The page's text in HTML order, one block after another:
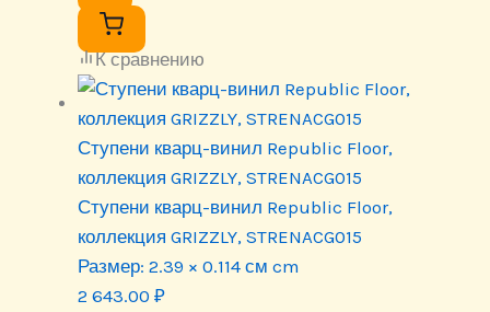
К сравнению
Ступени кварц-винил Republic Floor,
коллекция GRIZZLY, STRENACG015
Ступени кварц-винил Republic Floor,
коллекция GRIZZLY, STRENACG015
Размер: 2.39 × 0.114 см cm
2 643.00 ₽